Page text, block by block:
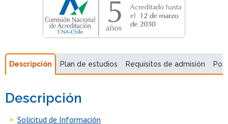
Descripción Plan de estudios Requisitos de admisión
Descripción
Solicitud de Información